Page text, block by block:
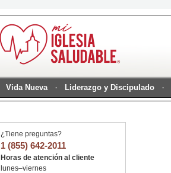
Vida Nueva Liderazgo y Discipulado
¿Tiene preguntas?
1 (855) 642-2011
Horas de atención al cliente
lunes–viernes